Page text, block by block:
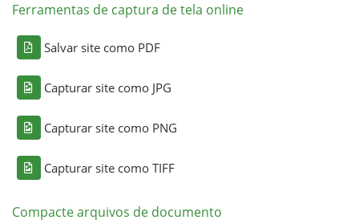
Ferramentas de captura de tela online
Salvar site como PDF
Capturar site como JPG
Capturar site como PNG
Capturar site como TIFF
Compacte arquivos de documento